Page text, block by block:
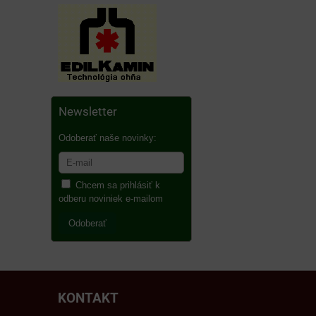
Newsletter
Odoberať naše novinky:
Chcem sa prihlásiť k
odberu noviniek e-mailom
Odoberať
KONTAKT